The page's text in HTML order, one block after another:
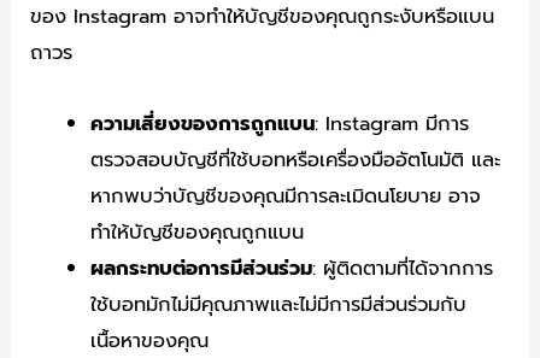
ของ Instagram อาจทำให้บัญชีของคุณถูกระงับหรือแบน
ถาวร
ความเสี่ยงของการถูกแบน: Instagram มีการ
ตรวจสอบบัญชีที่ใช้บอทหรือเครื่องมืออัตโนมัติ และ
หากพบว่าบัญชีของคุณมีการละเมิดนโยบาย อาจ
ทำให้บัญชีของคุณถูกแบน
ผลกระทบต่อการมีส่วนร่วม: ผู้ติดตามที่ได้จากการ
ใช้บอทมักไม่มีคุณภาพและไม่มีการมีส่วนร่วมกับ
เนื้อหาของคุณ